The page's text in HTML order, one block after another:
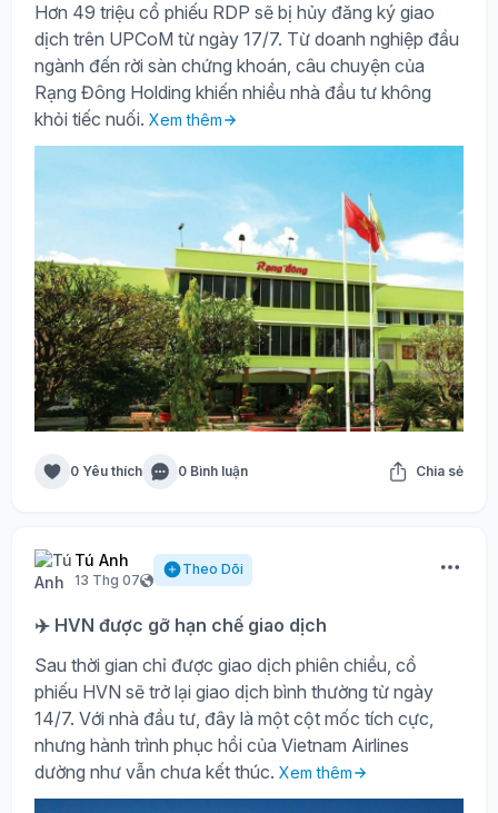
Hơn 49 triệu cổ phiếu RDP sẽ bị hủy đăng ký giao
dịch trên UPCoM từ ngày 17/7. Từ doanh nghiệp đầu
ngành đến rời sàn chứng khoán, câu chuyện của
Rạng Đông Holding khiến nhiều nhà đầu tư không
khỏi tiếc nuối. Xem thêm
0 Yêu thích 0 Bình luận Chia sẻ
Tú Anh
13 Thg 07
Theo Dõi
✈️ HVN được gỡ hạn chế giao dịch
Sau thời gian chỉ được giao dịch phiên chiều, cổ
phiếu HVN sẽ trở lại giao dịch bình thường từ ngày
14/7. Với nhà đầu tư, đây là một cột mốc tích cực,
nhưng hành trình phục hồi của Vietnam Airlines
dường như vẫn chưa kết thúc. Xem thêm